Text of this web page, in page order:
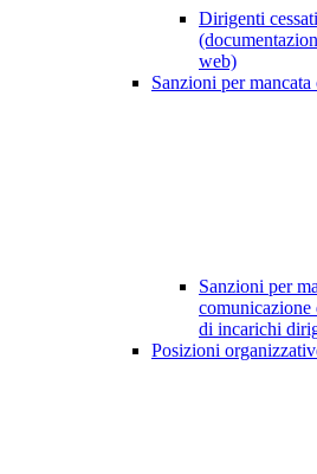
Dirigenti
web)
Sanzioni per
Sanzioni per
comunicazione
di incarichi
Posizioni